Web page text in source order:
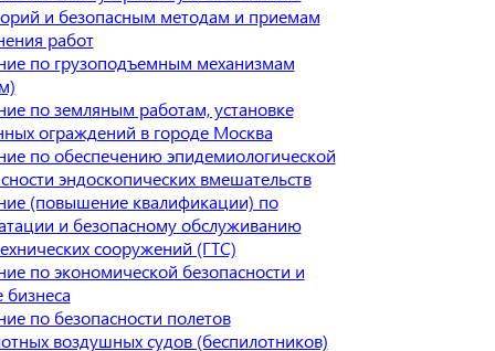
и безопасным методам и приемам
работ
по грузоподъемным механизмам
по земляным работам, установке
ограждений в городе Москва
по обеспечению эпидемиологической
эндоскопических вмешательств
(повышение квалификации) по
и безопасному обслуживанию
сооружений (ГТС)
по экономической безопасности и
бизнеса
по безопасности полетов
воздушных судов (беспилотников)